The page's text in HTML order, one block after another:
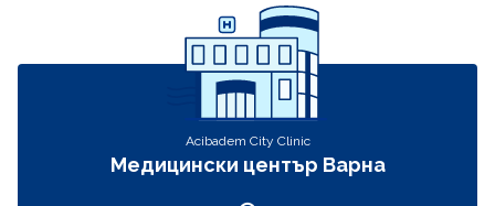
Acibadem City Clinic
Медицински център Варна